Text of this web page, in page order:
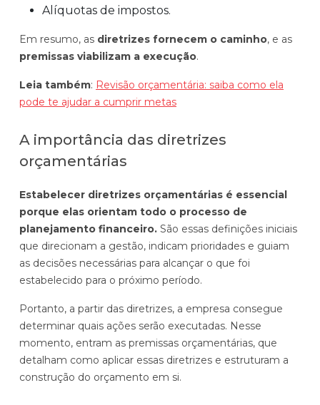
Alíquotas de impostos.
Em resumo, as diretrizes fornecem o caminho, e as
premissas viabilizam a execução.
Leia também: Revisão orçamentária: saiba como ela
pode te ajudar a cumprir metas
A importância das diretrizes
orçamentárias
Estabelecer diretrizes orçamentárias é essencial
porque elas orientam todo o processo de
planejamento financeiro. São essas definições iniciais
que direcionam a gestão, indicam prioridades e guiam
as decisões necessárias para alcançar o que foi
estabelecido para o próximo período.
Portanto, a partir das diretrizes, a empresa consegue
determinar quais ações serão executadas. Nesse
momento, entram as premissas orçamentárias, que
detalham como aplicar essas diretrizes e estruturam a
construção do orçamento em si.